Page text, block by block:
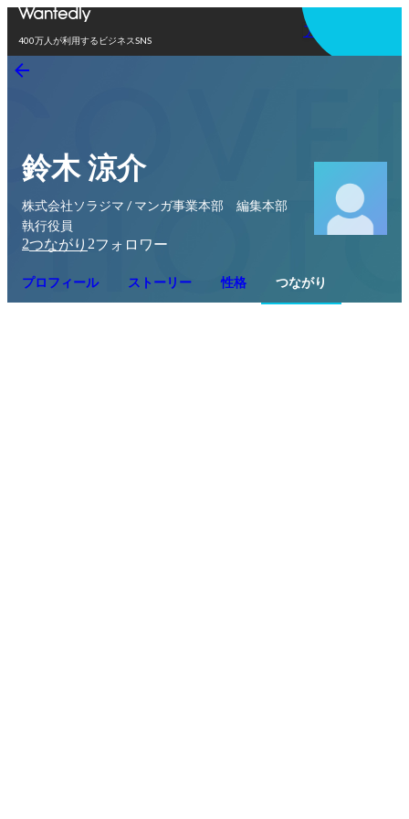
400万人が利用するビジネスSNS
アプリを使う
鈴木 涼介
株式会社ソラジマ / マンガ事業本部 編集本部
執行役員
2つながり 2フォロワー
プロフィール ストーリー 性格 つながり